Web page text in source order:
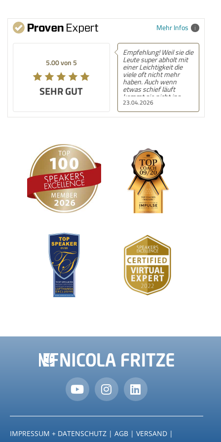
Mehr Infos
5.00 von 5
SEHR GUT
23.04.2026
Empfehlung! Weil sie die
Leute super abholt mit
einer Leichtigkeit die
viele oft nicht mehr
haben. Auch wenn
etwas schief läuft
kommt sie nicht ins
stottern oder verliert
den Faden, sie nimmt es
mit in ihre Vorstellung
IMPRESSUM + DATENSCHUTZ | AGB | VERSAND |